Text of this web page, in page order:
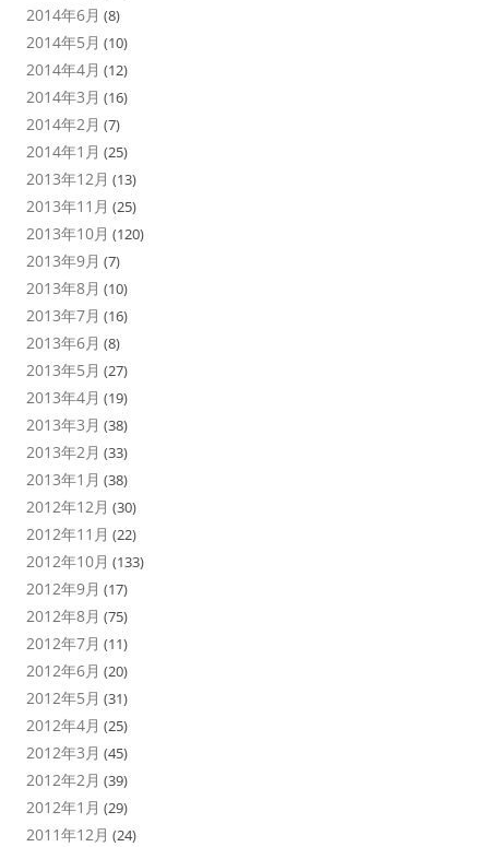
2014年6月 (8)
2014年5月 (10)
2014年4月 (12)
2014年3月 (16)
2014年2月 (7)
2014年1月 (25)
2013年12月 (13)
2013年11月 (25)
2013年10月 (120)
2013年9月 (7)
2013年8月 (10)
2013年7月 (16)
2013年6月 (8)
2013年5月 (27)
2013年4月 (19)
2013年3月 (38)
2013年2月 (33)
2013年1月 (38)
2012年12月 (30)
2012年11月 (22)
2012年10月 (133)
2012年9月 (17)
2012年8月 (75)
2012年7月 (11)
2012年6月 (20)
2012年5月 (31)
2012年4月 (25)
2012年3月 (45)
2012年2月 (39)
2012年1月 (29)
2011年12月 (24)